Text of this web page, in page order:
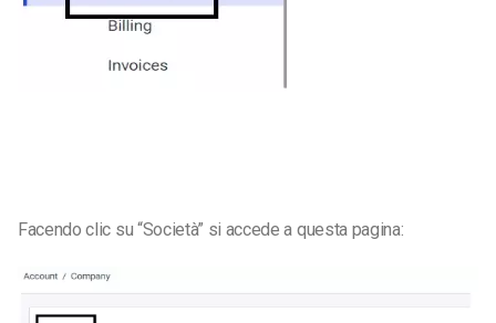
Facendo clic su “Società” si accede a questa pagina: